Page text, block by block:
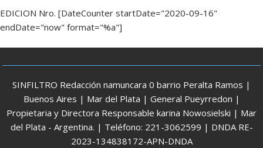
EDICION Nro. [DateCounter startDate="2020-09-16"
endDate="now" format="%a"]
SINFILTRO Redacción namuncara 0 barrio Peralta Ramos |
Buenos Aires | Mar del Plata | General Pueyrredon |
Propietaria y Directora Responsable karina Nowosielski | Mar
del Plata - Argentina. | Teléfono: 221-3062599 | DNDA RE-
2023-134838172-APN-DNDA